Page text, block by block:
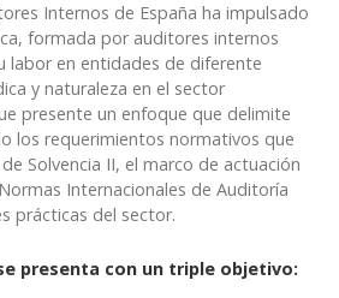
Internos de España ha impulsado
formada por auditores internos
labor en entidades de diferente
y naturaleza en el sector
presente un enfoque que delimite
los requerimientos normativos que
Solvencia II, el marco de actuación
Internacionales de Auditoría
prácticas del sector.
presenta con un triple objetivo: